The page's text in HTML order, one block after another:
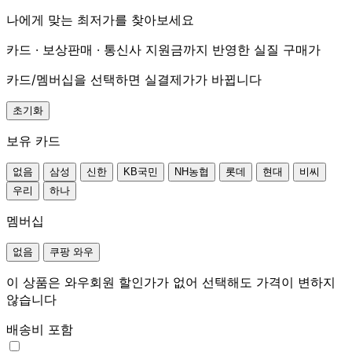
나에게 맞는 최저가를 찾아보세요
카드 · 보상판매 · 통신사 지원금까지 반영한 실질 구매가
카드/멤버십을 선택하면 실결제가가 바뀝니다
초기화
보유 카드
없음 삼성 신한 KB국민 NH농협 롯데 현대
비씨
우리
하나
멤버십
없음 쿠팡 와우
이 상품은 와우회원 할인가가 없어 선택해도 가격이 변하지
않습니다
배송비 포함